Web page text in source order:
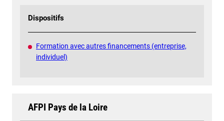
Dispositifs
Formation avec autres financements (entreprise,
individuel)
AFPI Pays de la Loire